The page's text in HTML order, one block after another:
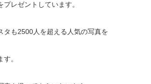
レゼントしています。
タも2500人を超える人気の写真を
。